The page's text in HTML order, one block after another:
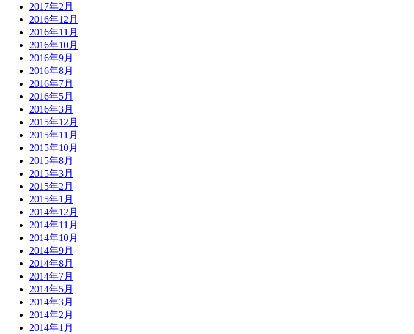
2017年2月
2016年12月
2016年11月
2016年10月
2016年9月
2016年8月
2016年7月
2016年5月
2016年3月
2015年12月
2015年11月
2015年10月
2015年8月
2015年3月
2015年2月
2015年1月
2014年12月
2014年11月
2014年10月
2014年9月
2014年8月
2014年7月
2014年5月
2014年3月
2014年2月
2014年1月